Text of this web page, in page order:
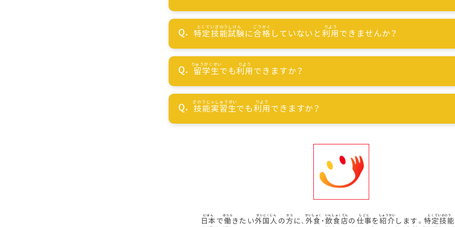
特定技能試験に合格 していないと利用できませんか？
留学生でも利用できますか？
技能実習生でも利用できますか？
日本で働きたい外国人 の方に、 外食 ・ 飲食店の 仕事を紹介 します。 特定技能